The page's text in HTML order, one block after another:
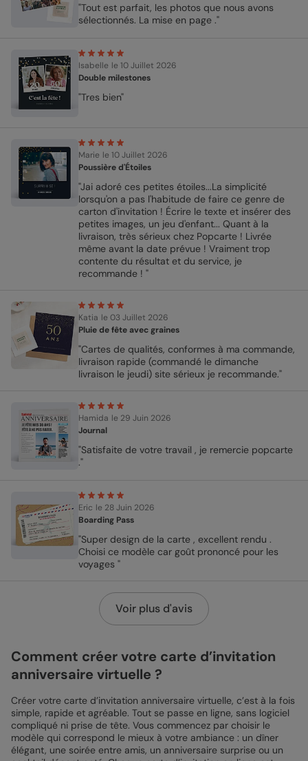
"Tout est parfait, les photos que nous avons
sélectionnés. La mise en page ."
Isabelle le 10 Juillet 2026
Double milestones
"Tres bien"
Marie le 10 Juillet 2026
Poussière d'Étoiles
"Jai adoré ces petites étoiles...La simplicité
lorsqu'on a pas l'habitude de faire ce genre de
carton d'invitation ! Écrire le texte et insérer des
petites images, un jeu d'enfant... Quant à la
livraison, très sérieux chez Popcarte ! Livrée
même avant la date prévue ! Vraiment trop
contente du résultat et du service, je
recommande ! "
Katia le 03 Juillet 2026
Pluie de fête avec graines
"Cartes de qualités, conformes à ma commande,
livraison rapide (commandé le dimanche
livraison le jeudi) site sérieux je recommande."
Hamida le 29 Juin 2026
Journal
"Satisfaite de votre travail , je remercie popcarte
."
Eric le 28 Juin 2026
Boarding Pass
"Super design de la carte , excellent rendu .
Choisi ce modèle car goût prononcé pour les
voyages "
Voir plus d'avis
Comment créer votre carte d’invitation
anniversaire virtuelle ?
Créer votre carte d’invitation anniversaire virtuelle, c’est à la fois
simple, rapide et agréable. Tout se passe en ligne, sans logiciel
compliqué ni prise de tête. Vous commencez par choisir le
modèle qui correspond le mieux à votre ambiance : un dîner
élégant, une soirée entre amis, un anniversaire surprise ou un